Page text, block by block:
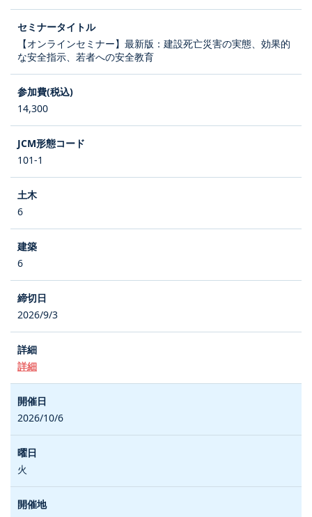
【オンラインセミナー】最新版：建設死亡災害の実態、効果的
な安全指示、若者への安全教育
14,300
101-1
6
6
2026/9/3
詳細
2026/10/6
火